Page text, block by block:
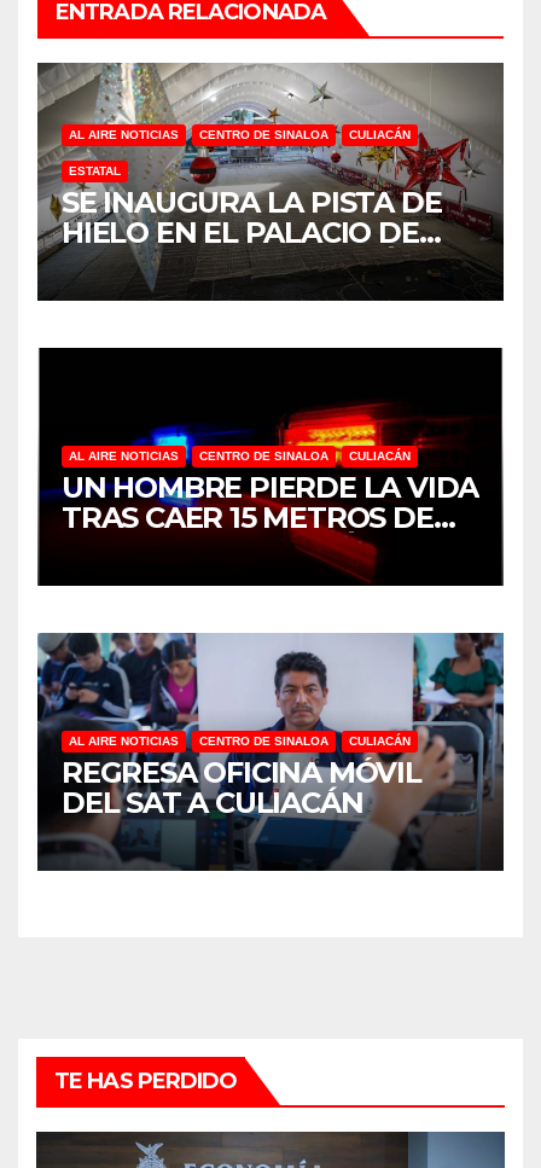
ENTRADA RELACIONADA
AL AIRE NOTICIAS CENTRO DE SINALOA CULIACÁN
ESTATAL
SE INAUGURA LA PISTA DE
HIELO EN EL PALACIO DE
GOBIERNO EN CULIACÁN
AL AIRE NOTICIAS CENTRO DE SINALOA CULIACÁN
UN HOMBRE PIERDE LA VIDA
TRAS CAER 15 METROS DE
ALTURA EN CULIACÁN
AL AIRE NOTICIAS CENTRO DE SINALOA CULIACÁN
REGRESA OFICINA MÓVIL
DEL SAT A CULIACÁN
TE HAS PERDIDO